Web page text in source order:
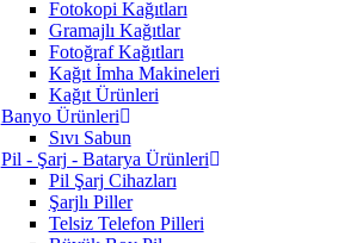
Fotokopi Kağıtları
Gramajlı Kağıtlar
Fotoğraf Kağıtları
Kağıt İmha Makineleri
Kağıt Ürünleri
Banyo Ürünleri
Sıvı Sabun
Pil - Şarj - Batarya Ürünleri
Pil Şarj Cihazları
Şarjlı Piller
Telsiz Telefon Pilleri